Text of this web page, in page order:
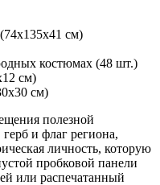
см)
костюмах (48 шт.)
см)
см)
полезной
и флаг региона,
личность, которую
пробковой панели
или распечатанный